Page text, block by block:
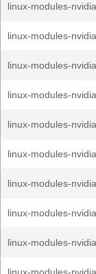
linux-modules-
linux-modules-
linux-modules-
linux-modules-
linux-modules-
linux-modules-
linux-modules-
linux-modules-
linux-modules-